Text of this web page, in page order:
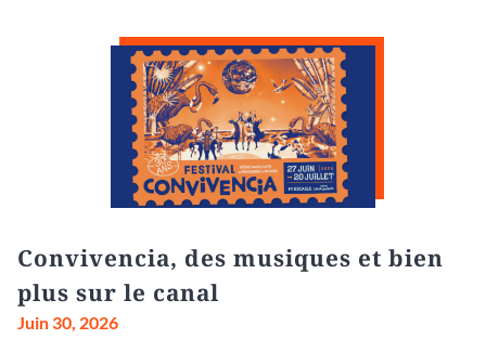
Convivencia, des musiques et bien
plus sur le canal
Juin 30, 2026